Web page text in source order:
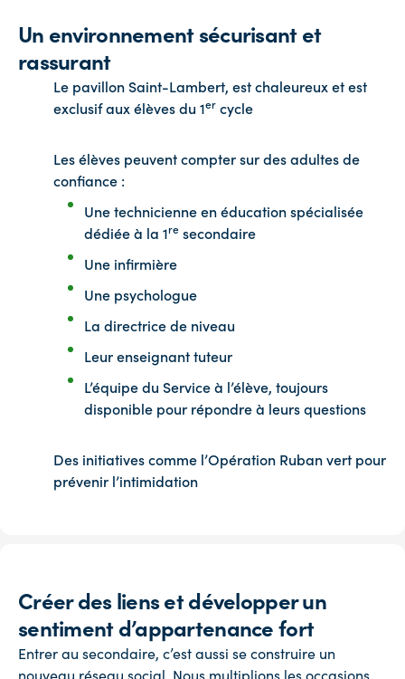
Un environnement sécurisant et
rassurant
Le pavillon Saint-Lambert, est chaleureux et est
exclusif aux élèves du 1er cycle
Les élèves peuvent compter sur des adultes de
confiance :
Une technicienne en éducation spécialisée
dédiée à la 1re secondaire
Une infirmière
Une psychologue
La directrice de niveau
Leur enseignant tuteur
L’équipe du Service à l’élève, toujours
disponible pour répondre à leurs questions
Des initiatives comme l’Opération Ruban vert pour
prévenir l’intimidation
Créer des liens et développer un
sentiment d’appartenance fort
Entrer au secondaire, c’est aussi se construire un